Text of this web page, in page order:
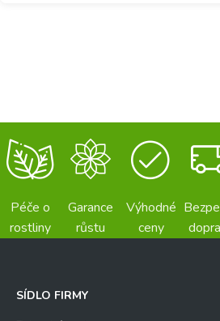
Péče o
rostliny
Garance
růstu
Výhodné
ceny
SÍDLO FIRMY